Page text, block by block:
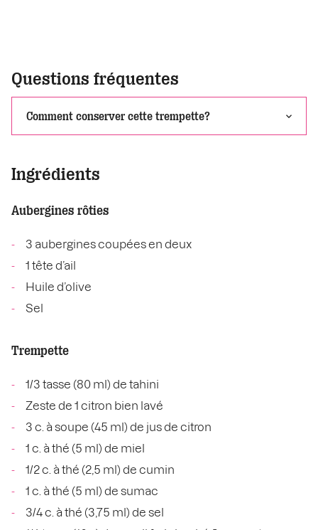
Questions fréquentes
Comment conserver cette trempette?
Ingrédients
Aubergines rôties
3 aubergines coupées en deux
1 tête d’ail
Huile d’olive
Sel
Trempette
1/3 tasse (80 ml) de tahini
Zeste de 1 citron bien lavé
3 c. à soupe (45 ml) de jus de citron
1 c. à thé (5 ml) de miel
1/2 c. à thé (2,5 ml) de cumin
1 c. à thé (5 ml) de sumac
3/4 c. à thé (3,75 ml) de sel